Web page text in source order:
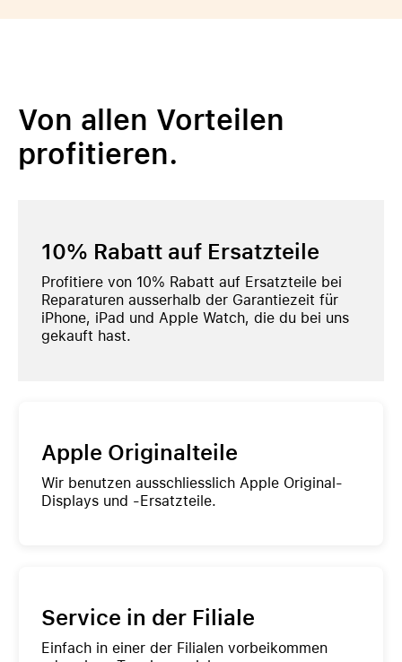
Von allen Vorteilen
profitieren.
10% Rabatt auf Ersatzteile
Profitiere von 10% Rabatt auf Ersatzteile bei
Reparaturen ausserhalb der Garantiezeit für
iPhone, iPad und Apple Watch, die du bei uns
gekauft hast.
Apple Originalteile
Wir benutzen ausschliesslich Apple Original-
Displays und -Ersatzteile.
Service in der Filiale
Einfach in einer der Filialen vorbeikommen